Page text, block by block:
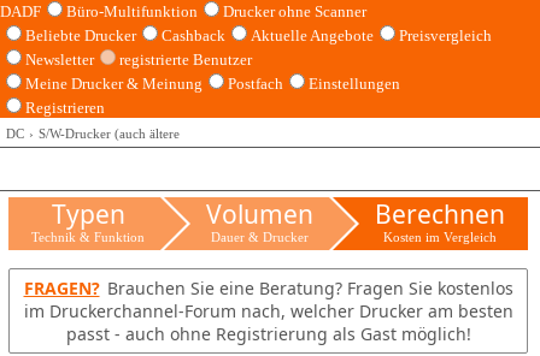
DADF
Büro-Multifunktion
Drucker ohne Scanner
Beliebte Drucker
Cashback Aktuelle Angebote
Preisvergleich
Newsletter
registrierte Benutzer
Meine Drucker & Meinung
Postfach
Einstellungen
Registrieren
DC S/W-Drucker (auch ältere
Typen
Technik & Funktion
Volumen
Dauer & Drucker
Berechnen
Kosten im Vergleich
FRAGEN? Brauchen Sie eine Beratung? Fragen Sie kostenlos
im Druckerchannel-Forum nach, welcher Drucker am besten
passt - auch ohne Registrierung als Gast möglich!